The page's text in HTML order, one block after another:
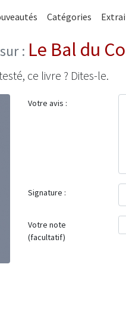
Catégories
: Le Bal du
ce livre ? Dites-le.
Votre avis :
Signature :
Votre note
(facultatif)